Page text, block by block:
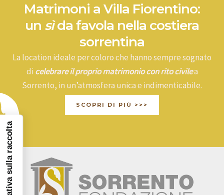
Matrimoni a Villa Fiorentino:
un sìda favola nella costiera
sorrentina
La location ideale per coloro che hanno sempre sognato
di celebrare il proprio matrimonio con rito civilea
Sorrento, in un’atmosfera unica e indimenticabile.
SCOPRI DI PIÙ >>>
Informativa sulla raccolta